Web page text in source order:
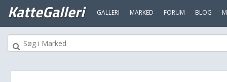
KatteGalleri GALLERI MARKED FORUM BLOG